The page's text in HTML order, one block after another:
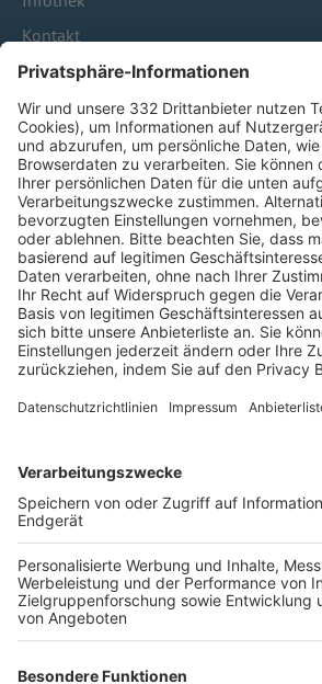
Kontakt
HÄUFIG BESUCHTE SEITEN
Pässe und Vereinswechsel
Trainerausbildung
Schulungsangebot Vereinsmitarbeiter
BFV-Geschäftsstellen
Trainerbörse
Login SpielPlus
FOLGE DEM BFV
TOP-VEREINE
TOP-PARTNER